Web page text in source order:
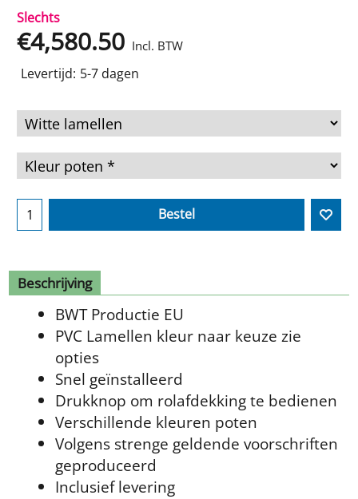
Slechts
€4,580.50 Incl. BTW
Levertijd: 5-7 dagen
Bestel
Beschrijving
BWT Productie EU
PVC Lamellen kleur naar keuze zie
opties
Snel geïnstalleerd
Drukknop om rolafdekking te bedienen
Verschillende kleuren poten
Volgens strenge geldende voorschriften
geproduceerd
Inclusief levering